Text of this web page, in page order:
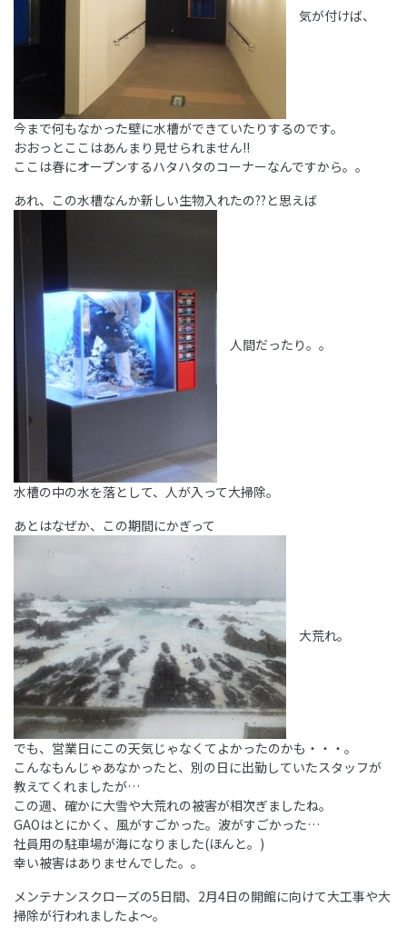
気が付けば、
今まで何もなかった壁に水槽ができていたりするのです。
おおっとここはあんまり見せられません!!
ここは春にオープンするハタハタのコーナーなんですから。。
あれ、この水槽なんか新しい生物入れたの??と思えば
人間だったり。。
水槽の中の水を落として、人が入って大掃除。
あとはなぜか、この期間にかぎって
大荒れ。
でも、営業日にこの天気じゃなくてよかったのかも・・・。
こんなもんじゃあなかったと、別の日に出勤していたスタッフが
教えてくれましたが…
この週、確かに大雪や大荒れの被害が相次ぎましたね。
GAOはとにかく、風がすごかった。波がすごかった…
社員用の駐車場が海になりました(ほんと。)
幸い被害はありませんでした。。
メンテナンスクローズの5日間、2月4日の開館に向けて大工事や大
掃除が行われましたよ～。